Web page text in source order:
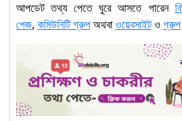
আপডেট তথ্য পেতে ঘুরে আসতে পারেন
পেজ, কমিউনিটি গ্রুপঅথবাওয়েবসাইটও গ্রুপ